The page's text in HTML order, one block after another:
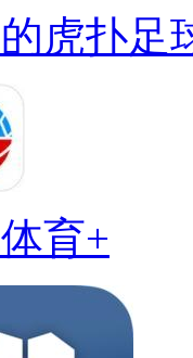
虎扑足
育+